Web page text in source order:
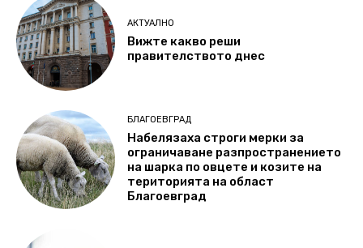
АКТУАЛНО
Вижте какво реши
правителството днес
БЛАГОЕВГРАД
Набелязаха строги мерки за
ограничаване разпространението
на шарка по овцете и козите на
територията на област
Благоевград